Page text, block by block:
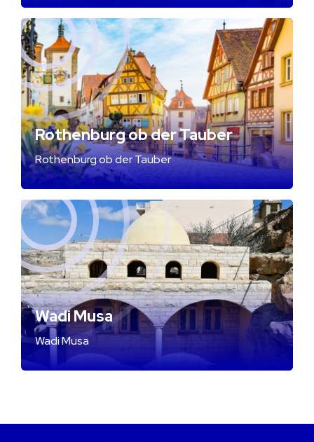
Rothenburg ob der Tauber
Rothenburg ob der Tauber
Wadi Musa
Wadi Musa